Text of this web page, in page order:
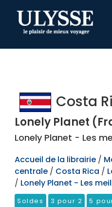
TEST
Costa
Lonely Planet
Lonely Planet - Les
Accueil de la librairie /
centrale / Costa Rica /
/ Lonely Planet - Les
Soldes 3 pour 2
5